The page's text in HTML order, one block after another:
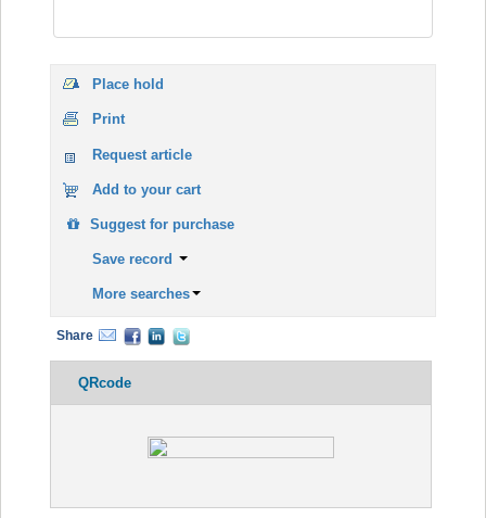
Place hold
Print
Request article
Add to your cart
Suggest for purchase
Save record
More searches
Share
QRcode